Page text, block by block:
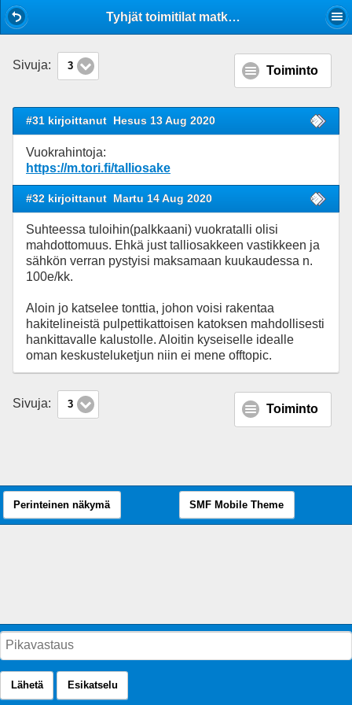
Tyhjät toimitilat matkailukaluston säilyttämiseen, mitä vaatimuksia?
Sivuja: 3 Toiminto
#31 kirjoittanut Hesus 13 Aug 2020
Vuokrahintoja:
https://m.tori.fi/talliosake
#32 kirjoittanut Martu 14 Aug 2020
Suhteessa tuloihin(palkkaani) vuokratalli olisi
mahdottomuus. Ehkä just talliosakkeen vastikkeen ja
sähkön verran pystyisi maksamaan kuukaudessa n.
100e/kk.
Aloin jo katselee tonttia, johon voisi rakentaa
hakitelineistä pulpettikattoisen katoksen mahdollisesti
hankittavalle kalustolle. Aloitin kyseiselle idealle
oman keskusteluketjun niin ei mene offtopic.
Sivuja: 3 Toiminto
Lähetä Esikatselu
Perinteinen näkymä SMF Mobile Theme